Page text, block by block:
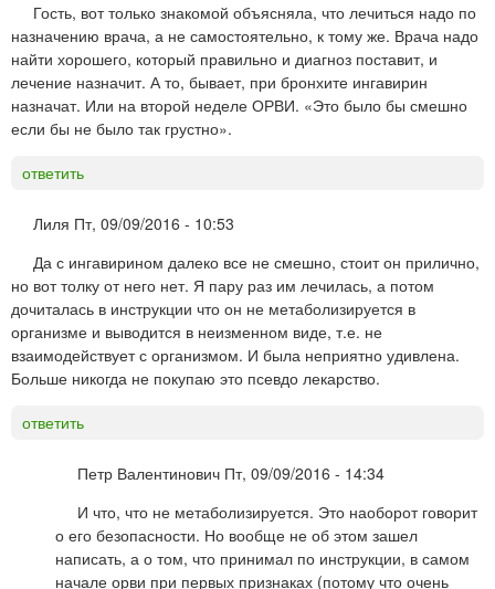
Гость, вот только знакомой объясняла, что лечиться надо по
назначению врача, а не самостоятельно, к тому же. Врача надо
найти хорошего, который правильно и диагноз поставит, и
лечение назначит. А то, бывает, при бронхите ингавирин
назначат. Или на второй неделе ОРВИ. «Это было бы смешно
если бы не было так грустно».
ответить
Лиля Пт, 09/09/2016 - 10:53
Да с ингавирином далеко все не смешно, стоит он прилично,
но вот толку от него нет. Я пару раз им лечилась, а потом
дочиталась в инструкции что он не метаболизируется в
организме и выводится в неизменном виде, т.е. не
взаимодействует с организмом. И была неприятно удивлена.
Больше никогда не покупаю это псевдо лекарство.
ответить
Петр Валентинович Пт, 09/09/2016 - 14:34
И что, что не метаболизируется. Это наоборот говорит
о его безопасности. Но вообще не об этом зашел
написать, а о том, что принимал по инструкции, в самом
начале орви при первых признаках (потому что очень